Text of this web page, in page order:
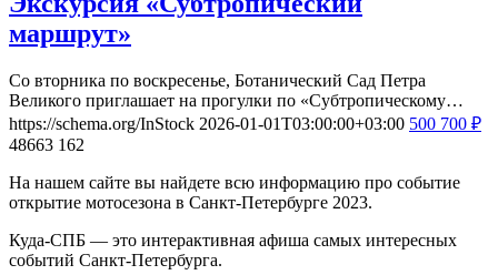
маршрут»
Со вторника по воскресенье, Ботанический Сад Петра
Великого приглашает на прогулки по «Субтропическому…
https://schema.org/InStock 2026-01-01T03:00:00+03:00 500 700 ₽
48663 162
На нашем сайте вы найдете всю информацию про событие
открытие мотосезона в Санкт-Петербурге 2023.
Куда-СПБ — это интерактивная афиша самых интересных
событий Санкт-Петербурга.